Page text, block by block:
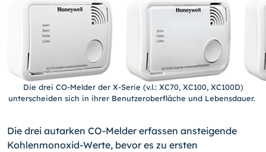
Die drei CO-Melder der X-Serie (v.l.: XC70, XC100, XC100D)
unterscheiden sich in ihrer Benutzeroberfläche und Lebensdauer.
Die drei autarken CO-Melder erfassen ansteigende
Kohlenmonoxid-Werte, bevor es zu ersten